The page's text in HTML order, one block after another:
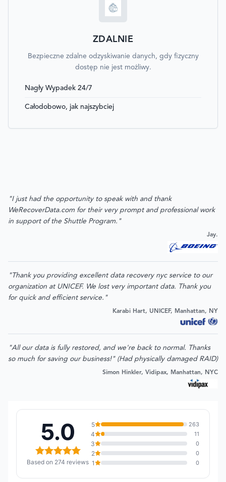
ZDALNIE
Bezpieczne zdalne odzyskiwanie danych, gdy fizyczny
dostęp nie jest możliwy.
Nagły Wypadek 24/7
Całodobowo, jak najszybciej
"I just had the opportunity to speak with and thank
WeRecoverData.com for their very prompt and professional work
in support of the Shuttle Program."
Jay.
"Thank you providing excellent data recovery nyc service to our
organization at UNICEF. We lost very important data. Thank you
for quick and efficient service."
Karabi Hart, UNICEF, Manhattan, NY
"All our data is fully restored, and we're back to normal. Thanks
so much for saving our business!" (Had physically damaged RAID)
Simon Hinkler, Vidipax, Manhattan, NYC
5.0
Based on 274 reviews
5 263
4 11
3 0
2 0
1 0